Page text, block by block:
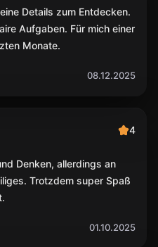
Details zum Entdecken.
Aufgaben. Für mich einer
Monate.
08.12.2025
4
Denken, allerdings an
Trotzdem super Spaß
01.10.2025